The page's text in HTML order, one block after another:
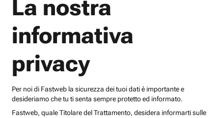
La nostra
informativa
privacy
Per noi di Fastweb la sicurezza dei tuoi dati è importante e
desideriamo che tu ti senta sempre protetto ed informato.
Fastweb, quale Titolare del Trattamento, desidera informarti sulle